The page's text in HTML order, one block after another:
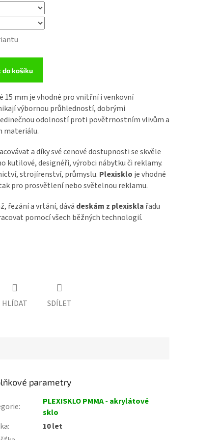
do košíku
15 mm je vhodné pro vnitřní i venkovní
výbornou průhledností, dobrými
odolností proti povětrnostním vlivům a
materiálu.
a díky své cenové dostupnosti se skvěle
kutilové, designéři, výrobci nábytku či reklamy.
strojírenství, průmyslu. Plexisklo je vhodné
pro prosvětlení nebo světelnou reklamu.
řezání a vrtání, dává deskám z plexiskla řadu
pomocí všech běžných technologií.
HLÍDAT SDÍLET
parametry
:
PLEXISKLO PMMA - akrylátové
sklo
:
10 let